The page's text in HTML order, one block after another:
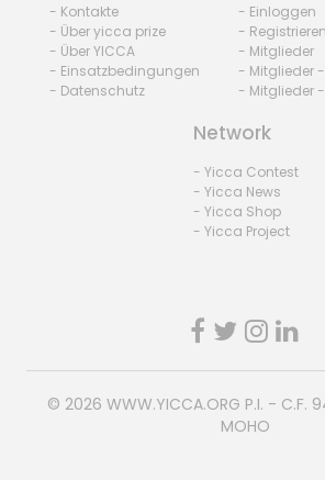
- Kontakte
- Über yicca prize
- Über YICCA
- Einsatzbedingungen
- Datenschutz
- Einloggen
-
- Mitglieder
- Mitglieder
- Mitglieder
Network
- Yicca Contest
- Yicca News
- Yicca Shop
- Yicca Project
© 2026 WWW.YICCA.ORG P.I. - C.F.
MOHO